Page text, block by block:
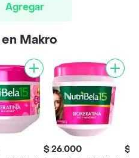
Agregar
Makro
$ 26.000 $